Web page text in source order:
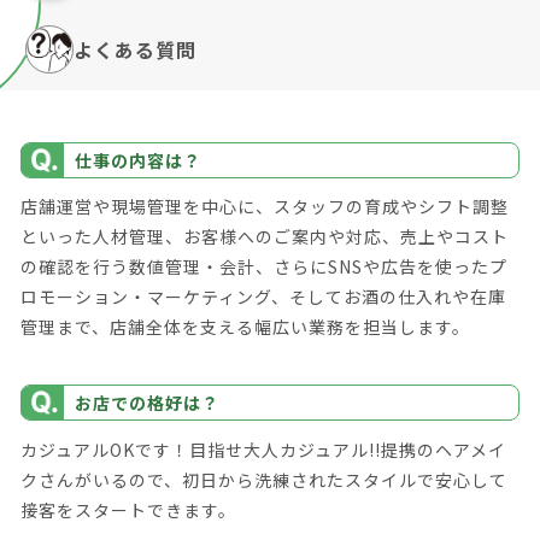
よくある質問
仕事の内容は？
店舗運営や現場管理を中心に、スタッフの育成やシフト調整
といった人材管理、お客様へのご案内や対応、売上やコスト
の確認を行う数値管理・会計、さらにSNSや広告を使ったプ
ロモーション・マーケティング、そしてお酒の仕入れや在庫
管理まで、店舗全体を支える幅広い業務を担当します。
お店での格好は？
カジュアルOKです！目指せ大人カジュアル!!提携のヘアメイ
クさんがいるので、初日から洗練されたスタイルで安心して
接客をスタートできます。